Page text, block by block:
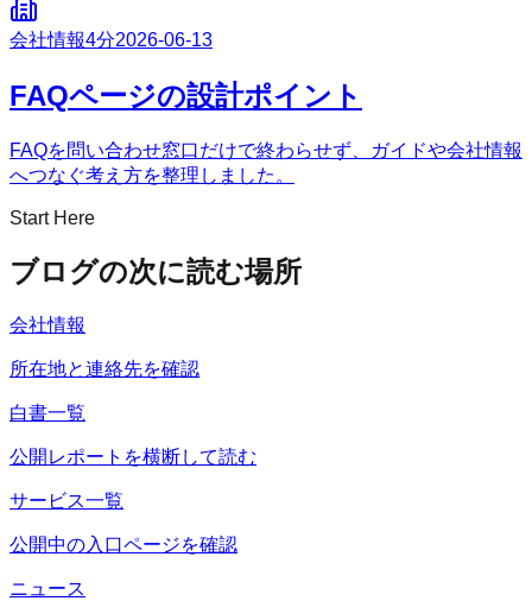
会社情報4分2026-06-13
FAQページの設計ポイント
FAQを問い合わせ窓口だけで終わらせず、ガイドや会社情報
へつなぐ考え方を整理しました。
Start Here
ブログの次に読む場所
会社情報
所在地と連絡先を確認
白書一覧
公開レポートを横断して読む
サービス一覧
公開中の入口ページを確認
ニュース